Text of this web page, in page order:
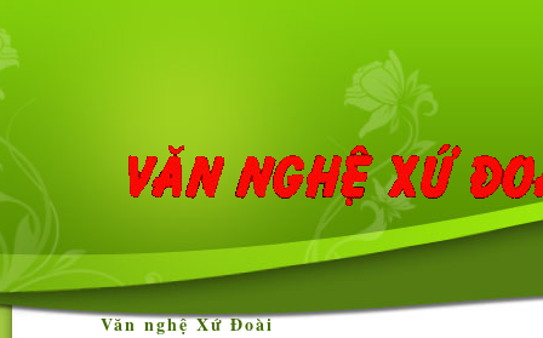
Văn nghệ Xứ Đoài